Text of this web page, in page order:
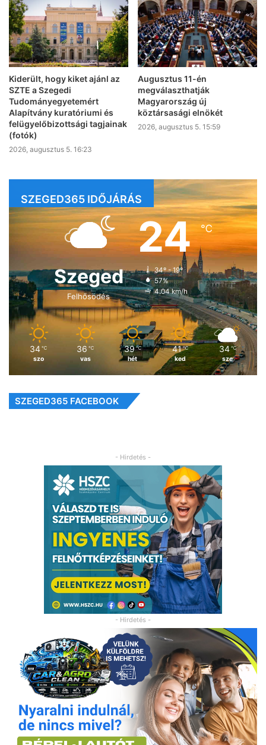
Kiderült, hogy kiket ajánl az
SZTE a Szegedi
Tudományegyetemért
Alapítvány kuratóriumi és
felügyelőbizottsági tagjainak
(fotók)
2026, augusztus 5. 16:23
Augusztus 11-én
megválaszthatják
Magyarország új
köztársasági elnökét
2026, augusztus 5. 15:59
SZEGED365 IDŐJÁRÁS
Szeged
Felhősödés
24℃
34º - 19º
57%
4.04 km/h
34 ℃
szo
36 ℃
vas
39 ℃
hét
41 ℃
ked
34 ℃
sze
SZEGED365 FACEBOOK
- Hirdetés -
- Hirdetés -